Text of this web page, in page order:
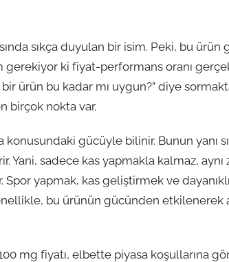
sıkça duyulan bir isim. Peki, bu
gerekiyor ki fiyat-performans oranı
ürün bu kadar mı uygun?” diye
birçok nokta var.
gücüyle bilinir. Bunun yanı
Yani, sadece kas yapmakla kalmaz,
Spor yapmak, kas geliştirmek ve
bu ürünün gücünden etkilenerek
mg fiyatı, elbette piyasa koşullarına